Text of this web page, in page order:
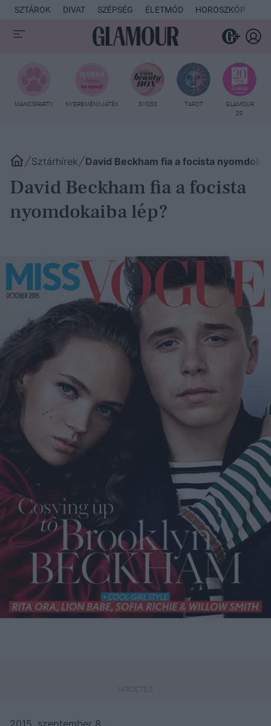
SZTÁROK DIVAT SZÉPSÉG ÉLETMÓD HOROSZKÓP
MANCSPARTY NYEREMÉNYJÁTÉK SYOSS TAROT
GLAMOUR
20
Sztárhírek David Beckham fia a focista
David Beckham fia a focista
nyomdokaiba lép?
2015. szeptember 8.